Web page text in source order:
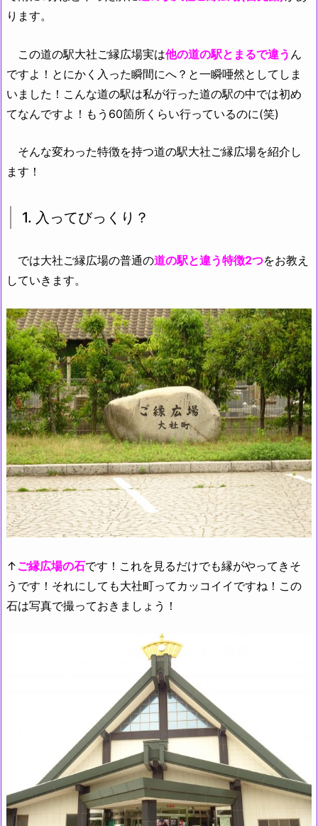
ります。
この道の駅大社ご縁広場実は他の道の駅とまるで違う ん
ですよ！とにかく入った瞬間にへ？と一瞬唖然としてしま
いました！こんな道の駅は私が行った道の駅の中では初め
てなんですよ！もう60箇所くらい行っているのに(笑)
そんな変わった特徴を持つ道の駅大社ご縁広場を紹介し
ます！
1. 入ってびっくり？
では大社ご縁広場の普通の道の駅と違う特徴2つをお教え
していきます。
↑ご縁広場の石です！これを見るだけでも縁がやってきそ
うです！それにしても大社町ってカッコイイですね！この
石は写真で撮っておきましょう！